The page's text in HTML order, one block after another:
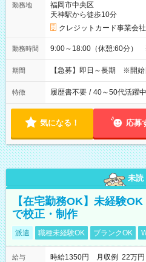
勤務地
福岡市中央区
天神駅から徒歩10分
クレジットカード事業会社
勤務時間 9:00～18:00（休憩:60分）
期間 【急募】即日～長期 ※開始
特徴 履歴書不要 / 40～50代活躍中
気になる！ 応募
未読
【在宅勤務OK】未経験
で校正・制作
派遣 職種未経験OK ブランクOK
給与
時給1350円 月収例 22万円